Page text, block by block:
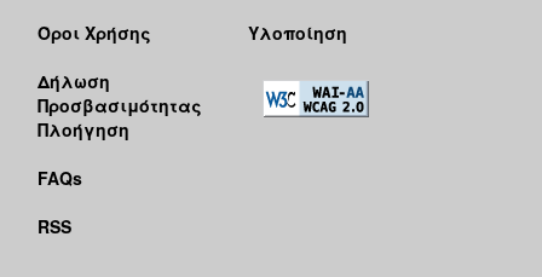
Όροι Χρήσης
Δήλωση
Προσβασιμότητας
Πλοήγηση
FAQs
RSS
Υλοποίηση